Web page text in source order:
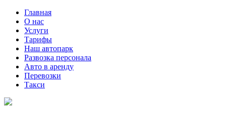
Главная
О нас
Услуги
Тарифы
Наш автопарк
Развозка персонала
Авто в аренду
Перевозки
Такси